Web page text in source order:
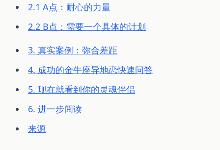
2.1 A点：耐心的力量
2.2 B点：需要一个具体的计划
3. 真实案例：弥合差距
4. 成功的金牛座异地恋快速问答
5. 现在就看到你的灵魂伴侣
6. 进一步阅读
来源